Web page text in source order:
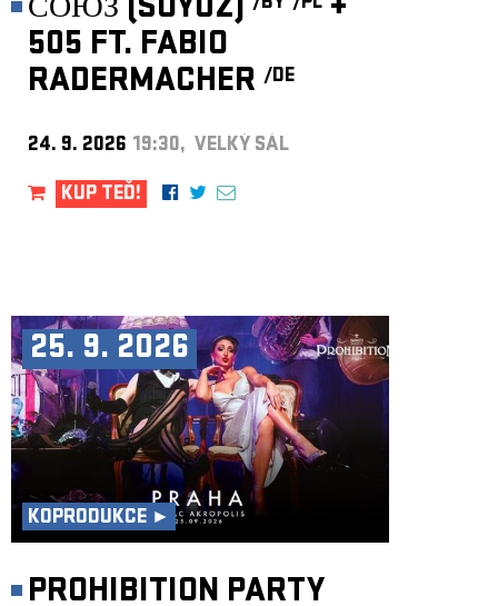
СОЮЗ (SOYUZ)
+
505 FT. FABIO
RADERMACHER /DE
24. 9. 2026 19:30, VELKÝ SÁL
KUP TEĎ!
25. 9. 2026
KOPRODUKCE ►
PROHIBITION PARTY